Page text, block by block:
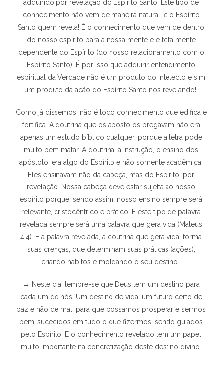
adquirido por revelação do Espírito Santo. Este tipo de
conhecimento não vem de maneira natural, é o Espírito
Santo quem revela! É o conhecimento que vem de dentro
do nosso espírito para a nossa mente e é totalmente
dependente do Espírito (do nosso relacionamento com o
Espírito Santo). É por isso que adquirir entendimento
espiritual da Verdade não é um produto do intelecto e sim
um produto da ação do Espírito Santo nos revelando!
Como já dissemos, não é todo conhecimento que edifica e
fortifica. A doutrina que os apóstolos pregavam não era
apenas um estudo bíblico qualquer, porque a letra pode
muito bem matar. A doutrina, a instrução, o ensino dos
apóstolo, era algo do Espírito e não somente acadêmica.
Eles ensinavam não da cabeça, mas do Espírito, por
revelação. Nossa cabeça deve estar sujeita ao nosso
espírito porque, sendo assim, nosso ensino sempre será
relevante, cristocêntrico e prático. E este tipo de palavra
revelada sempre será uma palavra que gera vida (Mateus
4:4). E a palavra revelada, a doutrina que gera vida, forma
suas crenças, que determinam suas práticas (ações),
criando hábitos e moldando o seu destino.
→ Neste dia, lembre-se que Deus tem um destino para
cada um de nós. Um destino de vida, um futuro certo de
paz e não de mal, para que possamos prosperar e sermos
bem-sucedidos em tudo o que fizermos, sendo guiados
pelo Espírito. E o conhecimento revelado tem um papel
muito importante na concretização deste destino divino.